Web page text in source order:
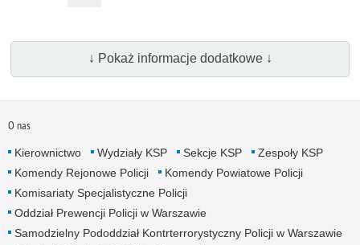
↓ Pokaż informacje dodatkowe ↓
O nas
Kierownictwo Wydziały KSP Sekcje KSP
Zespoły KSP
Komendy Rejonowe Policji
Komendy Powiatowe Policji
Komisariaty Specjalistyczne Policji
Oddział Prewencji Policji w Warszawie
Samodzielny Pododdział Kontrterrorystyczny Policji w Warszawie